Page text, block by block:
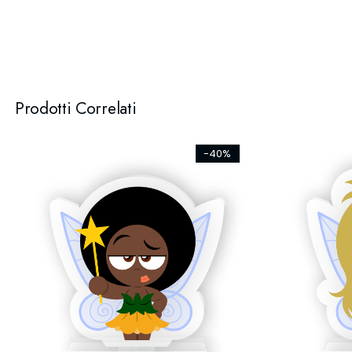
Prodotti Correlati
-40%